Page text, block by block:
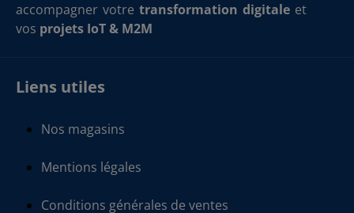
accompagner votre transformation digitale et
vos projets IoT & M2M
Liens utiles
Nos magasins
Mentions légales
Conditions générales de ventes